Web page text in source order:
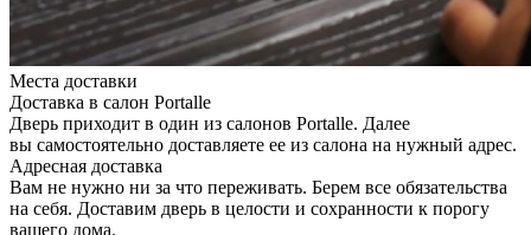
Места доставки
Доставка в салон Portalle
Дверь приходит в один из салонов Portalle. Далее
вы самостоятельно доставляете ее из салона на нужный адрес.
Адресная доставка
Вам не нужно ни за что переживать. Берем все обязательства
на себя. Доставим дверь в целости и сохранности к порогу
вашего дома.